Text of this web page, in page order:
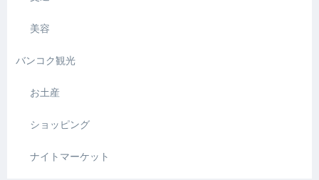
美容
バンコク観光
お土産
ショッピング
ナイトマーケット